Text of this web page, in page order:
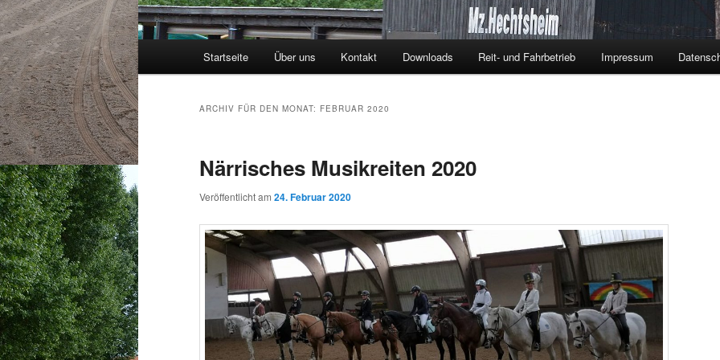
Startseite Über uns Kontakt Downloads Reit- und Fahrbetrieb Impressum
ARCHIV FÜR DEN MONAT: FEBRUAR 2020
Närrisches Musikreiten 2020
Veröffentlicht am 24. Februar 2020